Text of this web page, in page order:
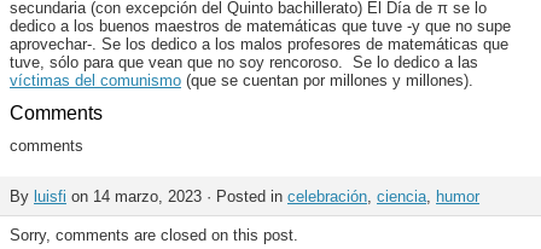
secundaria (con excepción del Quinto bachillerato) El Día de π se lo
dedico a los buenos maestros de matemáticas que tuve -y que no supe
aprovechar-. Se los dedico a los malos profesores de matemáticas que
tuve, sólo para que vean que no soy rencoroso. Se lo dedico a las
víctimas del comunismo (que se cuentan por millones y millones).
Comments
comments
By luisfi on 14 marzo, 2023 · Posted in celebración, ciencia, humor
Sorry, comments are closed on this post.